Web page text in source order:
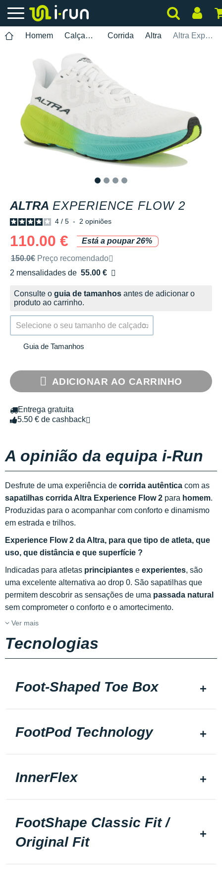
Homem Calçados Corrida Altra Altra Experience Flow 2
ALTRA EXPERIENCE FLOW 2
4 / 5 - 2 opiniões
110.00 €
Está a poupar 26%
Preço de venda recomendado pela marca
150.0€ Preço recomendado
2 mensalidades de 55.00 €
sem custos
Consulte o guia de tamanhos antes de adicionar o
produto ao carrinho.
Selecione o seu tamanho de calçado.
Guia de Tamanhos
ADICIONAR AO CARRINHO
Entrega gratuita
5.50 € de cashback
A opinião da equipa i-Run
Desfrute de uma experiência de corrida autêntica com as
sapatilhas corrida Altra Experience Flow 2 para homem.
Produzidas para o acompanhar com conforto e dinamismo
em estrada e trilhos.
Experience Flow 2 da Altra, para que tipo de atleta, que
uso, que distância e que superfície ?
Indicadas para atletas principiantes e experientes, são
uma excelente alternativa ao drop 0. São sapatilhas que
permitem descobrir as sensações de uma passada natural
sem comprometer o conforto e o amortecimento.
Ver mais
Tecnologias
Foot-Shaped Toe Box
FootPod Technology
InnerFlex
FootShape Classic Fit /
Original Fit